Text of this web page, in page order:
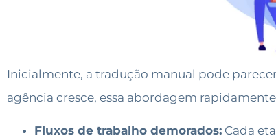
Inicialmente, a tradução manual pode
agência cresce, essa abordagem
Fluxos de trabalho demorados: Cada